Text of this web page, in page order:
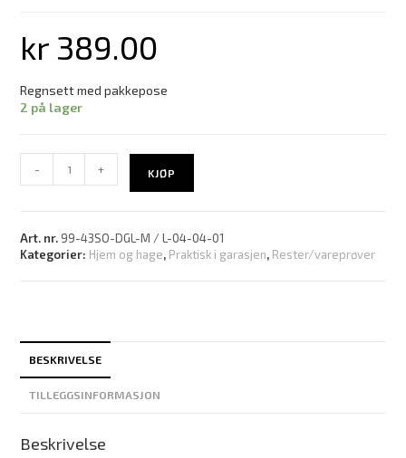
kr 389.00
Regnsett med pakkepose
2 på lager
- + KJØP
Art. nr. 99-43SO-DGL-M / L-04-04-01
Kategorier: Hjem og hage, Praktisk i garasjen, Rester/vareprøver
BESKRIVELSE
TILLEGGSINFORMASJON
Beskrivelse